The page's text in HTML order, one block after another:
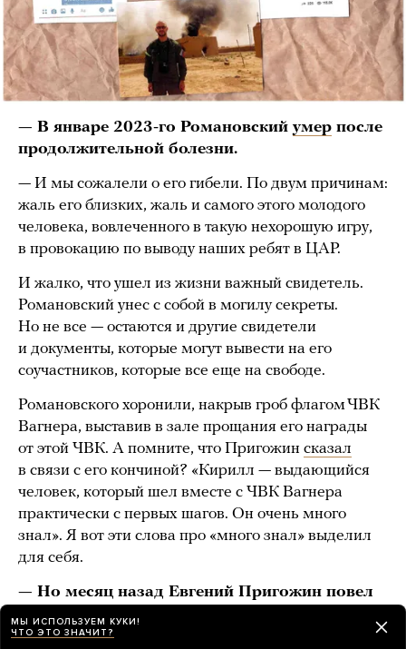
— В январе 2023-го Романовский умер после
продолжительной болезни.
— И мы сожалели о его гибели. По двум причинам:
жаль его близких, жаль и самого этого молодого
человека, вовлеченного в такую нехорошую игру,
в провокацию по выводу наших ребят в ЦАР.
И жалко, что ушел из жизни важный свидетель.
Романовский унес с собой в могилу секреты.
Но не все — остаются и другие свидетели
и документы, которые могут вывести на его
соучастников, которые все еще на свободе.
Романовского хоронили, накрыв гроб флагом ЧВК
Вагнера, выставив в зале прощания его награды
от этой ЧВК. А помните, что Пригожин сказал
в связи с его кончиной? «Кирилл — выдающийся
человек, который шел вместе с ЧВК Вагнера
практически с первых шагов. Он очень много
знал». Я вот эти слова про «много знал» выделил
для себя.
— Но месяц назад Евгений Пригожин повел
несколько тысяч бойцов ЧВК Вагнера
на Москву. На него даже завели (правда,
МЫ ИСПОЛЬЗУЕМ КУКИ!
ЧТО ЭТО ЗНАЧИТ?